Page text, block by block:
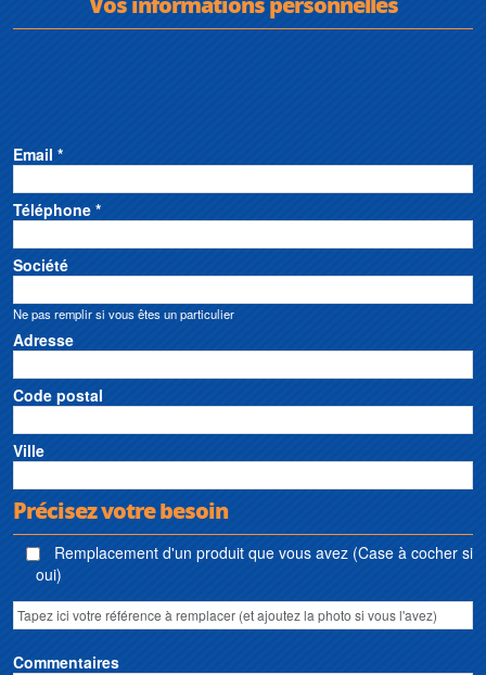
Email *
Téléphone *
Société
Ne pas remplir si vous êtes un particulier
Adresse
Code postal
Ville
Précisez votre besoin
Remplacement d'un produit que vous avez (Case à cocher si
oui)
Commentaires